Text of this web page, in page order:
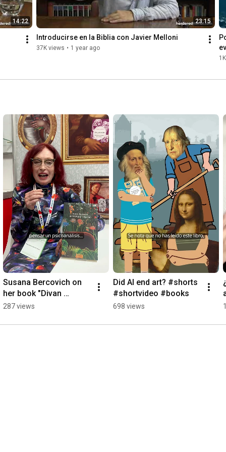
14:22 23:15
Introducirse en la Biblia con Javier Melloni
37K views • 1 year ago
Susana Bercovich on
her book "Divan
Landscape Within".
287 views
Did AI end art? #shorts
#shortvideo #books
698 views